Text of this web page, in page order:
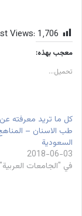
Views: 1٬706
معجب بهذه:
تحميل...
كل ما تريد معرفته
طب الاسنان –
السعودية
2018-06-03
في "الجامعات العربية"